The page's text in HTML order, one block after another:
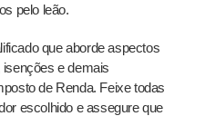
pelo leão.
que aborde aspectos
e demais
de Renda. Feixe todas
escolhido e assegure que